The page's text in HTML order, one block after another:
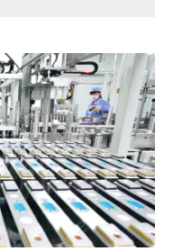
плавучих
10% этих площадей
может быть
другу